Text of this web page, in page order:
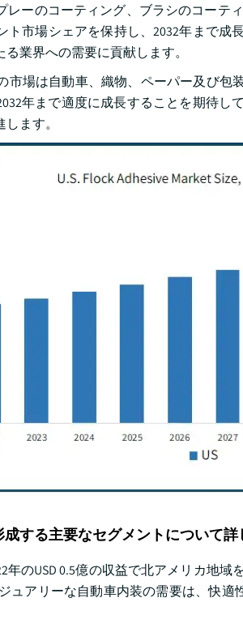
レーのコーティング、ブラシのコーテ
ト市場シェアを保持し、2032年まで
業界への需要に貢献します。
市場は自動車、織物、ペーパー及び
年まで適度に成長することを期待
ます。
成する主要なセグメントについて詳
のUSD 0.5億の収益で北アメリカ地
ュアリーな自動車内装の需要は、快